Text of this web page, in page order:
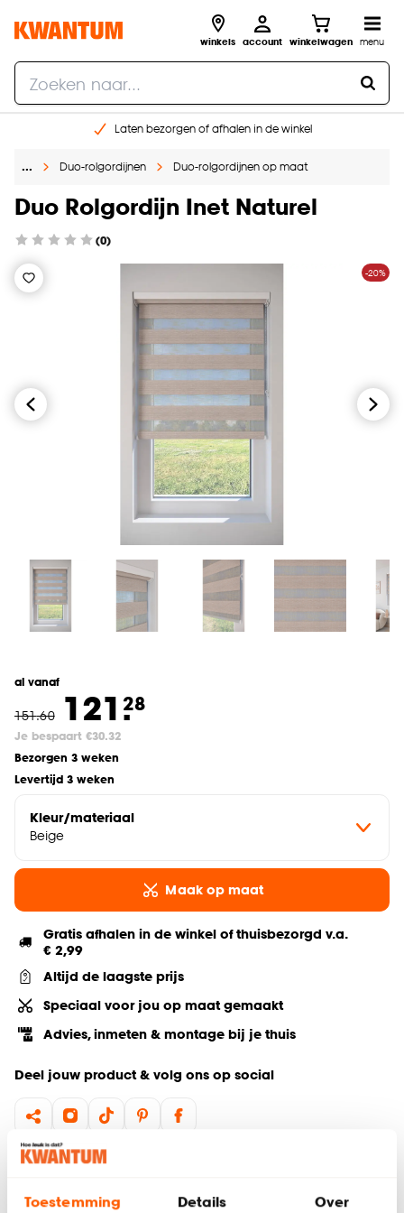
Toestemming Details Over
winkels account winkelwagen menu
Laten bezorgen of afhalen in de winkel
Gratis raam advies en inmeten aan huis
… Duo-rolgordijnen Duo-rolgordijnen op maat
Duo Rolgordijn Inet Naturel
(0)
-20%
al vanaf
151.60 121.28
Je bespaart €30.32
Bezorgen 3 weken
Levertijd 3 weken
Kleur/materiaal
Beige
Maak op maat
Gratis afhalen in de winkel of thuisbezorgd v.a.
€ 2,99
Altijd de laagste prijs
Speciaal voor jou op maat gemaakt
Advies, inmeten & montage bij je thuis
Deel jouw product & volg ons op social
Hulp nodig? Wij regelen het voor je!
Gratis advies aan huis